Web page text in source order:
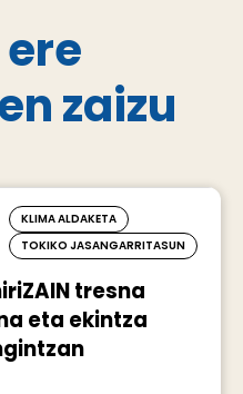
zaizu
KLIMA ALDAKETA
TOKIKO JASANGARRITASUN
tresna
eta ekintza